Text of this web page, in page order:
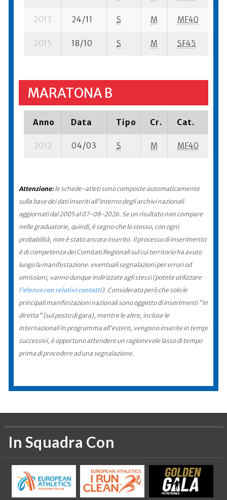
2013 24/11 S M MF40
2015 18/10 S M SF45
MARATONA B
Anno Data Tipo Cr. Cat.
2012 04/03 S M MF40
Attenzione:le schede-atleti sono composte automaticamente
sulla base dei dati inseriti all'interno degli archivi nazionali
aggiornati dal 2005 al 07-08-2026. Se un risultato non compare
nelle graduatorie, quindi, è segno che lo stesso, con ogni
probabilità, non è stato ancora inserito. Il processo di inserimento
è di competenza dei Comitati Regionali sul cui territorio ha avuto
luogo la manifestazione: eventuali segnalazioni per errori od
omissioni, vanno dunque indirizzate agli stessi (potete utilizzare
l'elenco con relativi contatti). Considerato però che solo le
principali manifestazioni nazionali sono oggetto di inserimenti "in
diretta" (sul posto di gara), mentre le altre, incluse le
internazionali in programma all'estero, vengono inserite in tempi
successivi, è opportuno attendere un ragionevole lasso di tempo
prima di procedere ad una segnalazione.
In Squadra Con